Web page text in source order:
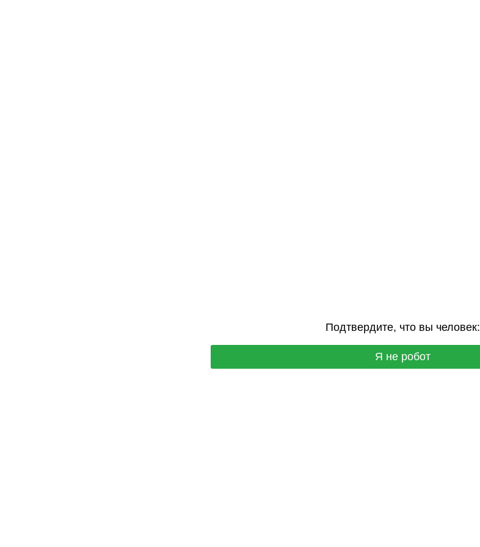
Подтвердите, что вы человек:
Я не робот